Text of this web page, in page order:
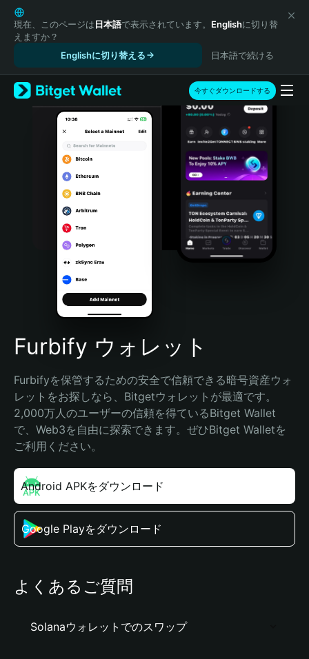
English
日本語
Tiếng Việt
Español (Latinoamérica)
Türkçe
Italiano
Português (Portugal)
Bahasa Indonesia
Português (Brasil)
Español (Argentina)
現在、このページは日本語で表示されています。 Englishに切り替
えますか？
Englishに切り替える
日本語で続ける
今すぐダウンロードする
Furbify ウォレット
Furbifyを保管するための安全で信頼できる暗号資産ウォ
レットをお探しなら、Bitgetウォレットが最適です。
2,000万人のユーザーの信頼を得ているBitget Wallet
で、Web3を自由に探索できます。ぜひBitget Walletを
ご利用ください。
Android APKをダウンロード
Google Playをダウンロード
よくあるご質問
Solanaウォレットでのスワップ